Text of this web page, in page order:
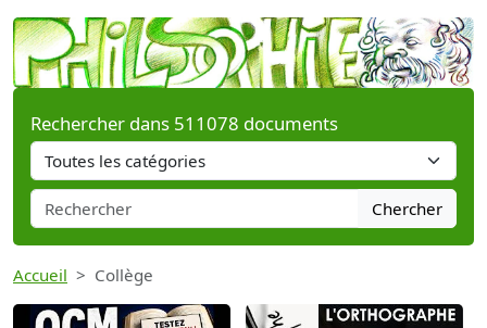
Rechercher dans 511078 documents
Chercher
Accueil Collège